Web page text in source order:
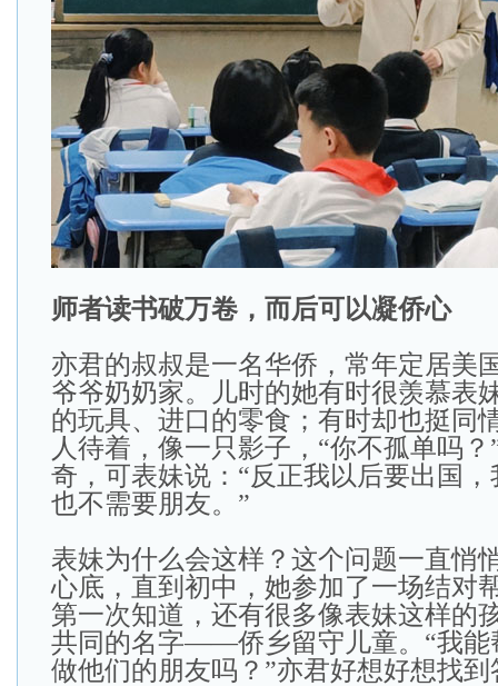
师者读书破万卷，而后可以凝侨心
亦君的叔叔是一名华侨，常年定居美
爷爷奶奶家。儿时的她有时很羡慕表
的玩具、进口的零食；有时却也挺同
人待着，像一只影子，“你不孤单吗
奇，可表妹说：“反正我以后要出国
也不需要朋友。”
表妹为什么会这样？这个问题一直悄
心底，直到初中，她参加了一场结对
第一次知道，还有很多像表妹这样的
共同的名字——侨乡留守儿童。“我能
做他们的朋友吗？”亦君好想好想找到